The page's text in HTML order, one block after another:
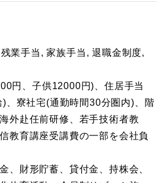
業手当, 家族手当, 退職金制度,
円、子供12000円)、住居手当
、寮社宅(通勤時間30分圏内)、階
外赴任前研修、若手技術者教
教育講座受講費の一部を会社負
、財形貯蓄、貸付金、持株会、